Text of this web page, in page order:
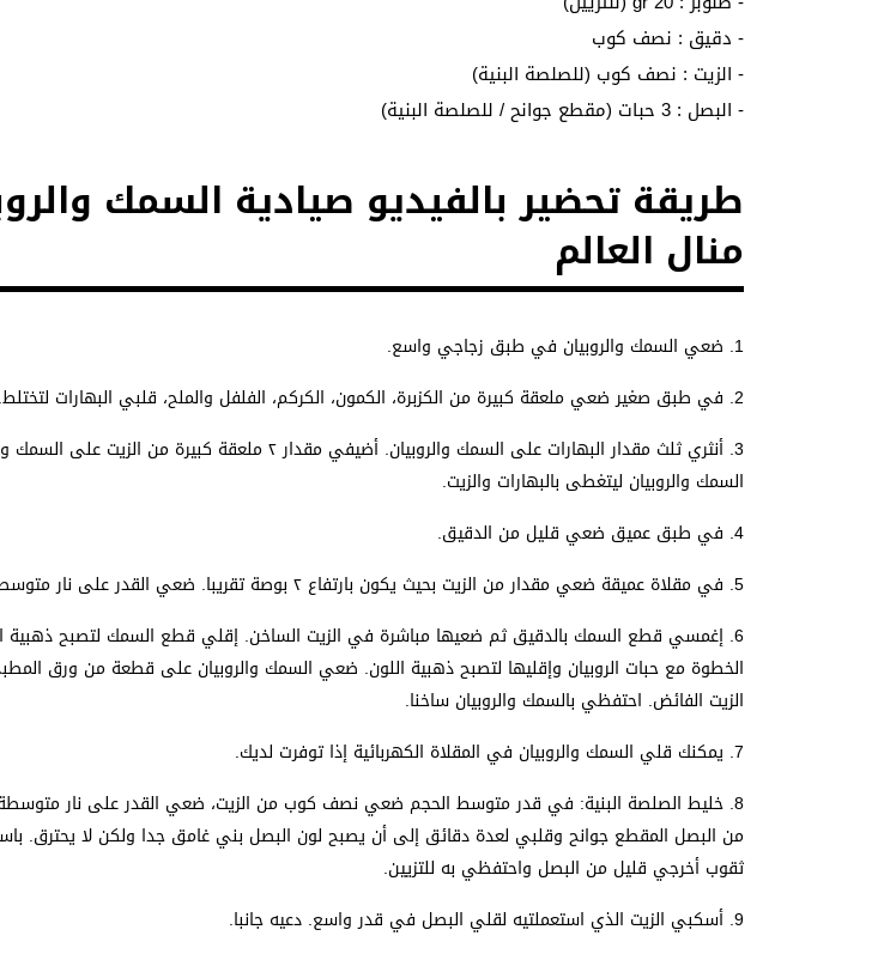
- دقيق : نصف كوب
- الزيت : نصف كوب (للصلصة البنية)
- البصل : 3 حبات (مقطع جوانح / للصلصة البنية)
طريقة تحضير بالفيديو صيادية السمك
منال العالم
1. ضعي السمك والروبيان في طبق زجاجي واسع.
2. في طبق صغير ضعي ملعقة كبيرة من الكزبرة، الكمون، الكركم، الفلفل والملح، قلبي البهارات لتختلط.
3. أنثري ثلث مقدار البهارات على السمك والروبيان. أضيفي مقدار ٢ ملعقة كبيرة
السمك والروبيان ليتغطى بالبهارات والزيت.
4. في طبق عميق ضعي قليل من الدقيق.
5. في مقلاة عميقة ضعي مقدار من الزيت بحيث يكون بارتفاع ٢ بوصة تقريبا. ضعي القدر على نار متوسطة ليسخن الزيت.
6. إغمسي قطع السمك بالدقيق ثم ضعيها مباشرة في الزيت الساخن. إقلي قطع السمك لتصبح ذهبية
الخطوة مع حبات الروبيان وإقليها لتصبح ذهبية اللون. ضعي السمك والروبيان على قطعة من ورق
الزيت الفائض. احتفظي بالسمك والروبيان ساخنا.
7. يمكنك قلي السمك والروبيان في المقلاة الكهربائية إذا توفرت لديك.
من البصل المقطع جوانح وقلبي لعدة دقائق إلى أن يصبح لون البصل بني غامق جدا ولكن لا يحترق.
ثقوب أخرجي قليل من البصل واحتفظي به للتزيين.
9. أسكبي الزيت الذي استعملتيه لقلي البصل في قدر واسع. دعيه جانبا.